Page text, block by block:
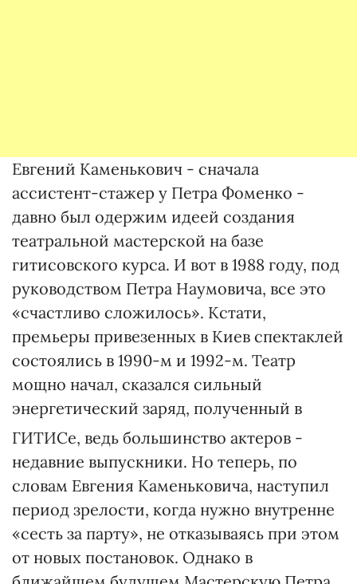
Евгений Каменькович - сначала
ассистент-стажер у Петра Фоменко -
давно был одержим идеей создания
театральной мастерской на базе
гитисовского курса. И вот в 1988 году, под
руководством Петра Наумовича, все это
«счастливо сложилось». Кстати,
премьеры привезенных в Киев спектаклей
состоялись в 1990-м и 1992-м. Театр
мощно начал, сказался сильный
энергетический заряд, полученный в
ГИТИСе, ведь большинство актеров -
недавние выпускники. Но теперь, по
словам Евгения Каменьковича, наступил
период зрелости, когда нужно внутренне
«сесть за парту», не отказываясь при этом
от новых постановок. Однако в